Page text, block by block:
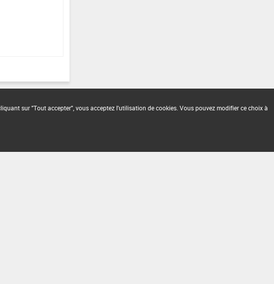
sur "Tout accepter", vous acceptez l'utilisation de cookies. Vous pouvez modifier ce choix à